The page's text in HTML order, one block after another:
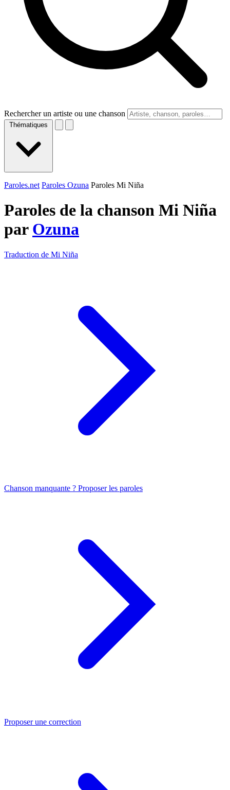
Rechercher un artiste ou une chanson
Thématiques
Paroles.net Paroles Ozuna Paroles Mi Niña
Paroles de la chanson Mi Niña
par Ozuna
Traduction de Mi Niña
Chanson manquante ? Proposer les paroles
Proposer une correction